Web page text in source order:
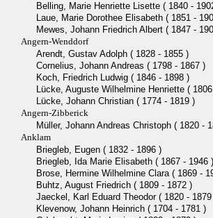
Belling, Marie Henriette Lisette ( 1840 -
Laue, Marie Dorothee Elisabeth ( 1851 -
Mewes, Johann Friedrich Albert ( 1847 -
Angern-Wenddorf
Arendt, Gustav Adolph ( 1828 - 1855 )
Cornelius, Johann Andreas ( 1798 - 1867 )
Koch, Friedrich Ludwig ( 1846 - 1898 )
Lücke, Auguste Wilhelmine Henriette (
Lücke, Johann Christian ( 1774 - 1819 )
Angern-Zibberick
Müller, Johann Andreas Christoph ( 1820 -
Anklam
Briegleb, Eugen ( 1832 - 1896 )
Briegleb, Ida Marie Elisabeth ( 1867 - 1946 )
Brose, Hermine Wilhelmine Clara ( 1869 -
Buhtz, August Friedrich ( 1809 - 1872 )
Jaeckel, Karl Eduard Theodor ( 1820 -
Klevenow, Johann Heinrich ( 1704 - 1781 )